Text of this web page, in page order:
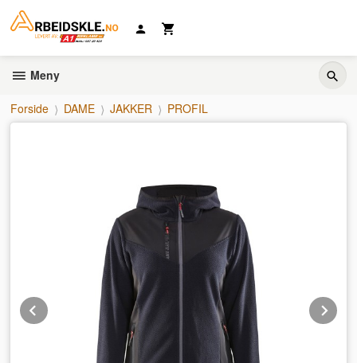
innholdet
Meny
Forside DAME JAKKER PROFIL
Prev